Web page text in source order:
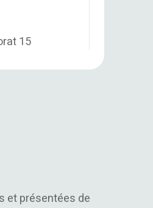
15
et présentées de